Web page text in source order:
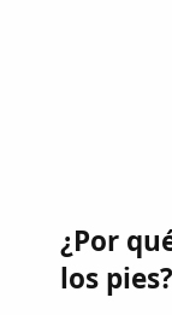
¿Por
los pies?